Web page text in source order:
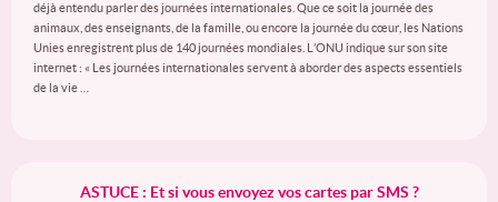
déjà entendu parler des journées internationales. Que ce soit la journée des
animaux, des enseignants, de la famille, ou encore la journée du cœur, les Nations
Unies enregistrent plus de 140 journées mondiales. L’ONU indique sur son site
internet : « Les journées internationales servent à aborder des aspects essentiels
de la vie …
ASTUCE : Et si vous envoyez vos cartes par SMS ?